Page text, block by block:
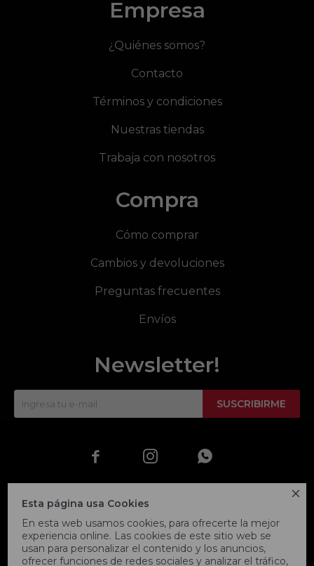

Esta página usa Cookies
En esta web usamos cookies, para ofrecerte la mejor
experiencia online. Las cookies de este sitio web se
usan para personalizar el contenido y los anuncios,
ofrecer funciones de redes sociales y analizar el tráfico,
Empresa
¿Quiénes somos?
Contacto
Términos y condiciones
Nuestras tiendas
Trabaja con nosotros
Compra
Cómo comprar
Cambios y devoluciones
Preguntas frecuentes
Envíos
Newsletter!
SUSCRIBIRME
  